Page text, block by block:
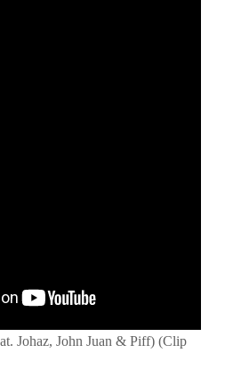
Johaz, John Juan & Piff) (Clip